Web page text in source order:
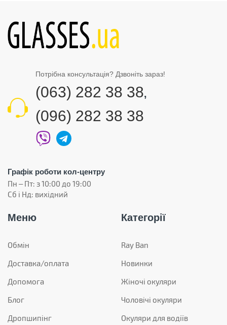
Потрібна консультація? Дзвоніть зараз!
(063) 282 38 38,
(096) 282 38 38
Графік роботи кол-центру
Пн – Пт: з 10:00 до 19:00
Сб і Нд: вихідний
Меню
Обмін
Доставка/оплата
Допомога
Блог
Дропшипінг
Категорії
Ray Ban
Новинки
Жіночі окуляри
Чоловічі окуляри
Окуляри для водіїв